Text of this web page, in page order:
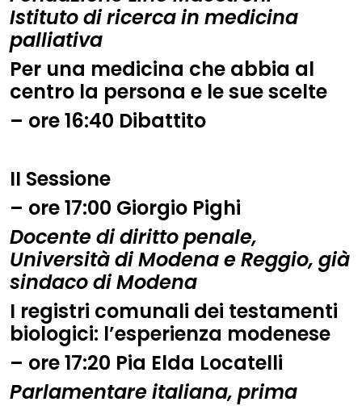
Istituto di ricerca in medicina
palliativa
Per una medicina che abbia al
centro la persona e le sue scelte
– ore16:40 Dibattito
II Sessione
– ore17:00 Giorgio Pighi
Docente di diritto penale,
Università di Modena e Reggio, già
sindaco di Modena
I registri comunali dei testamenti
biologici: l’esperienza modenese
– ore17:20 Pia Elda Locatelli
Parlamentare italiana, prima